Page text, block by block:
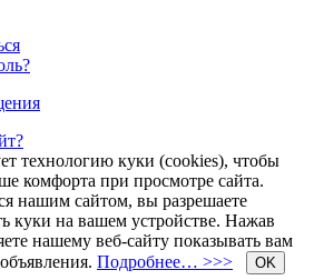
технологию куки (cookies), чтобы
комфорта при просмотре сайта.
нашим сайтом, вы разрешаете
куки на вашем устройстве. Нажав
нашему веб-сайту показывать вам
Подробнее… >>> OK